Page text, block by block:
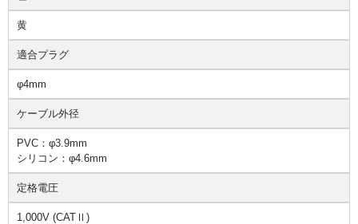
黄
適合プラグ
φ4mm
ケーブル外径
PVC：φ3.9mm
シリコン：φ4.6mm
定格電圧
1,000V (CATⅡ)